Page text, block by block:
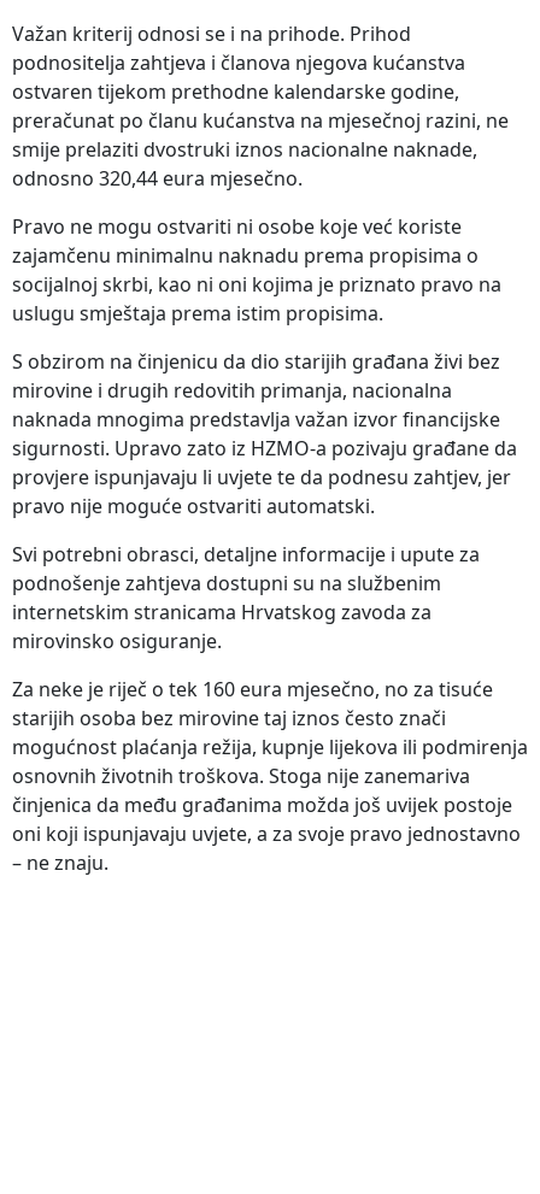
Važan kriterij odnosi se i na prihode. Prihod
podnositelja zahtjeva i članova njegova kućanstva
ostvaren tijekom prethodne kalendarske godine,
preračunat po članu kućanstva na mjesečnoj razini, ne
smije prelaziti dvostruki iznos nacionalne naknade,
odnosno 320,44 eura mjesečno.
Pravo ne mogu ostvariti ni osobe koje već koriste
zajamčenu minimalnu naknadu prema propisima o
socijalnoj skrbi, kao ni oni kojima je priznato pravo na
uslugu smještaja prema istim propisima.
S obzirom na činjenicu da dio starijih građana živi bez
mirovine i drugih redovitih primanja, nacionalna
naknada mnogima predstavlja važan izvor financijske
sigurnosti. Upravo zato iz HZMO-a pozivaju građane da
provjere ispunjavaju li uvjete te da podnesu zahtjev, jer
pravo nije moguće ostvariti automatski.
Svi potrebni obrasci, detaljne informacije i upute za
podnošenje zahtjeva dostupni su na službenim
internetskim stranicama Hrvatskog zavoda za
mirovinsko osiguranje.
Za neke je riječ o tek 160 eura mjesečno, no za tisuće
starijih osoba bez mirovine taj iznos često znači
mogućnost plaćanja režija, kupnje lijekova ili podmirenja
osnovnih životnih troškova. Stoga nije zanemariva
činjenica da među građanima možda još uvijek postoje
oni koji ispunjavaju uvjete, a za svoje pravo jednostavno
– ne znaju.